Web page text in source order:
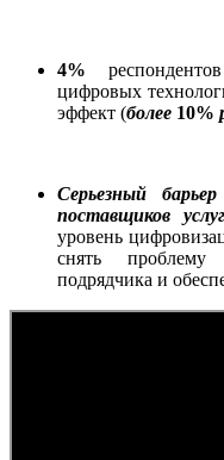
4%
цифровых
эффект (более 10%
Серьезный барьер
поставщиков
уровень
снять проблему
подрядчика и